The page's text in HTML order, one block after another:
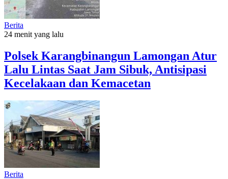
Berita
24 menit yang lalu
Polsek Karangbinangun Lamongan Atur
Lalu Lintas Saat Jam Sibuk, Antisipasi
Kecelakaan dan Kemacetan
Berita